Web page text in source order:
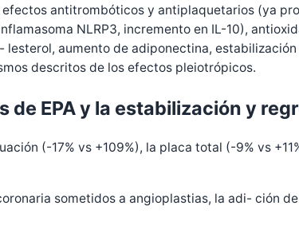
antitrombóticos y antiplaquetarios (ya
NLRP3, incremento en IL-10),
aumento de adiponectina,
descritos de los efectos pleiotrópicos.
EPA y la estabilización y
(-17% vs +109%), la placa total (-9% vs
sometidos a angioplastias, la adi- ción